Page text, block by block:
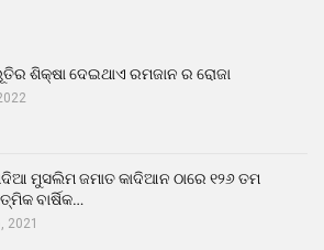
ଶିକ୍ଷା ଦେଇଥାଏ ରମଜାନ ର ରୋଜା
ମୁସଲିମ ଜମାତ କାଦିଆନ ଠାରେ ୧୨୬ ତମ
ବାର୍ଷିକ…
2021